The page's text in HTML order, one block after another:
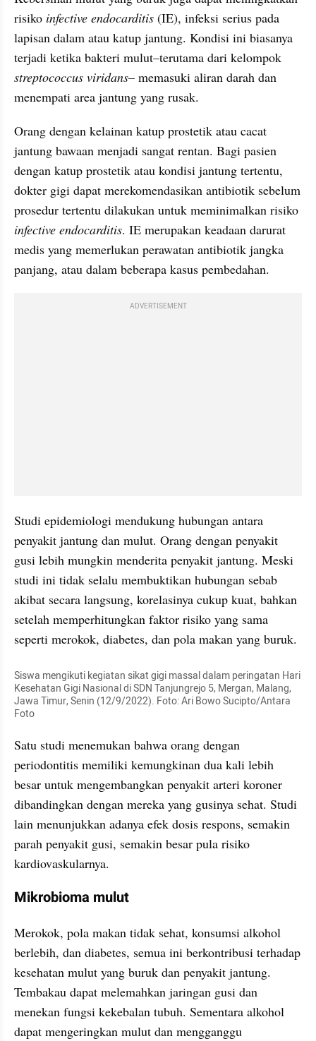
risiko infective endocarditis (IE), infeksi serius pada
lapisan dalam atau katup jantung. Kondisi ini biasanya
streptococcus viridans– memasuki aliran darah dan
menempati area jantung yang rusak.
Orang dengan kelainan katup prostetik atau cacat
jantung bawaan menjadi sangat rentan. Bagi pasien
dengan katup prostetik atau kondisi jantung tertentu,
dokter gigi dapat merekomendasikan antibiotik sebelum
infective endocarditis. IE merupakan keadaan darurat
medis yang memerlukan perawatan antibiotik jangka
panjang, atau dalam beberapa kasus pembedahan.
ADVERTISEMENT
Studi epidemiologi mendukung hubungan antara
penyakit jantung dan mulut. Orang dengan penyakit
gusi lebih mungkin menderita penyakit jantung. Meski
studi ini tidak selalu membuktikan hubungan sebab
akibat secara langsung, korelasinya cukup kuat, bahkan
setelah memperhitungkan faktor risiko yang sama
seperti merokok, diabetes, dan pola makan yang buruk.
Siswa mengikuti kegiatan sikat gigi massal dalam peringatan Hari
Kesehatan Gigi Nasional di SDN Tanjungrejo 5, Mergan, Malang,
Jawa Timur, Senin (12/9/2022). Foto: Ari Bowo Sucipto/Antara
Foto
Satu studi menemukan bahwa orang dengan
periodontitis memiliki kemungkinan dua kali lebih
besar untuk mengembangkan penyakit arteri koroner
dibandingkan dengan mereka yang gusinya sehat. Studi
lain menunjukkan adanya efek dosis respons, semakin
parah penyakit gusi, semakin besar pula risiko
kardiovaskularnya.
Mikrobioma mulut
Merokok, pola makan tidak sehat, konsumsi alkohol
berlebih, dan diabetes, semua ini berkontribusi terhadap
kesehatan mulut yang buruk dan penyakit jantung.
Tembakau dapat melemahkan jaringan gusi dan
menekan fungsi kekebalan tubuh. Sementara alkohol
dapat mengeringkan mulut dan mengganggu